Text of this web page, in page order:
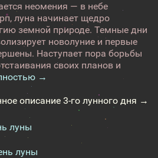
неомения — в небе
луна начинает щедро
земной природе. Темные дни
новолуние и первые
Наступает пора борьбы
своих планов и
→
описание 3-го лунного дня →
луны
луны